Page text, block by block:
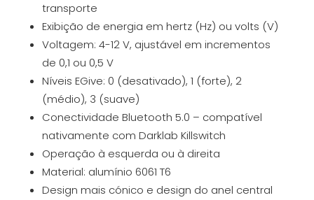
transporte
Exibição de energia em hertz (Hz) ou volts (V)
Voltagem: 4-12 V, ajustável em incrementos
de 0,1 ou 0,5 V
Níveis EGive: 0 (desativado), 1 (forte), 2
(médio), 3 (suave)
Conectividade Bluetooth 5.0 – compatível
nativamente com Darklab Killswitch
Operação à esquerda ou à direita
Material: alumínio 6061 T6
Design mais cónico e design do anel central